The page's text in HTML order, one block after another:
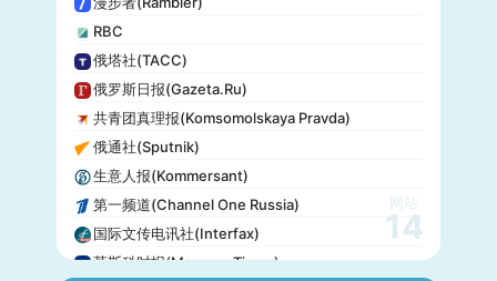
RBC
俄塔社(TACC)
俄罗斯日报(Gazeta.Ru)
共青团真理报(Komsomolskaya Pravda)
俄通社(Sputnik)
生意人报(Kommersant)
第一频道(Channel One Russia)
国际文传电讯社(Interfax)
莫斯科时报(Moscow Times)
网站
14